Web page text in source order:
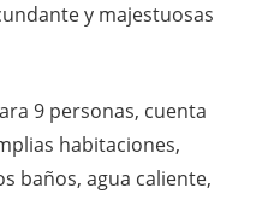
y majestuosas
9 personas, cuenta
habitaciones,
baños, agua caliente,